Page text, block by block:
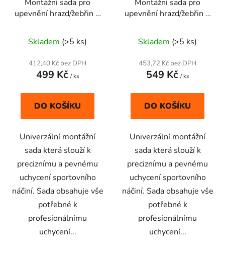
Montážní sada pro
upevnění hrazd/žebřin 8
pro plné materiály
hodnocení
produktu
je
z
Skladem (>5 ks)
412,40 Kč bez DPH
499 Kč / ks
DO KOŠÍKU
Univerzální montážní
sada která slouží k
preciznímu a pevnému
uchycení sportovního
náčiní. Sada obsahuje vše
potřebné k
profesionálnímu
uchycení...
Montážní sada pro
upevnění hrazd/žebřin 8
pro plné materiály
hodnocení
produktu
je
z
Skladem (>5 ks)
453,72 Kč bez DPH
549 Kč / ks
DO KOŠÍKU
Univerzální montážní
sada která slouží k
preciznímu a pevnému
uchycení sportovního
náčiní. Sada obsahuje vše
potřebné k
profesionálnímu
uchycení...